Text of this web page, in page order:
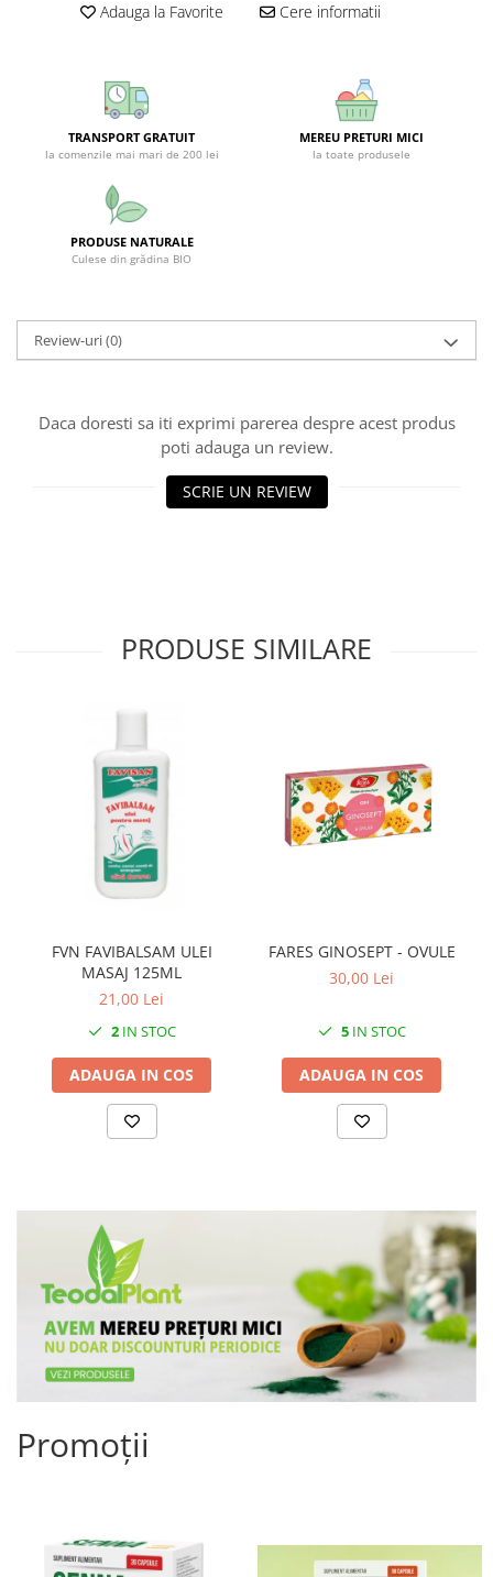
SUPLIMENTE URO-GENITAL
ANTIPARAZITARE
SUPLIMENTE STOMAC- DIGESTIE-
COLON
COSMETICE FAȚĂ
CREME CORP-MASAJ-MAINI -
CALCAIE
ULEIURI
CEAIURI
CREME AFECTIUNI PIELE
Adauga la Favorite Cere informatii
TRANSPORT GRATUIT
la comenzile mai mari de 200 lei
MEREU PRETURI MICI
la toate produsele
PRODUSE NATURALE
Culese din grădina BIO
Review-uri(0)
Daca doresti sa iti exprimi parerea despre acest produs
poti adauga un review.
SCRIE UN REVIEW
PRODUSE SIMILARE
FVN FAVIBALSAM ULEI
MASAJ 125ML
21,00 Lei
2IN STOC
ADAUGA IN COS
FARES GINOSEPT - OVULE
30,00 Lei
5IN STOC
ADAUGA IN COS
Promoții